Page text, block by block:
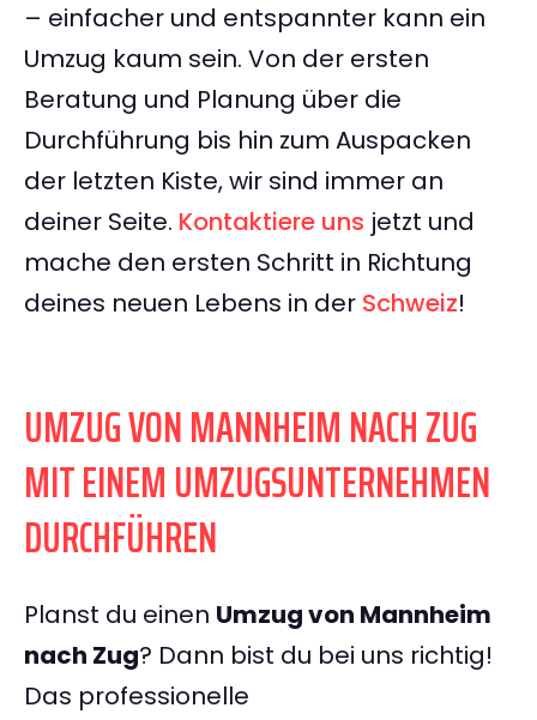
– einfacher und entspannter kann ein
Umzug kaum sein. Von der ersten
Beratung und Planung über die
Durchführung bis hin zum Auspacken
der letzten Kiste, wir sind immer an
deiner Seite. Kontaktiere uns jetzt und
mache den ersten Schritt in Richtung
deines neuen Lebens in der Schweiz!
UMZUG VON MANNHEIM NACH ZUG
MIT EINEM UMZUGSUNTERNEHMEN
DURCHFÜHREN
Planst du einen Umzug von Mannheim
nach Zug? Dann bist du bei uns richtig!
Das professionelle